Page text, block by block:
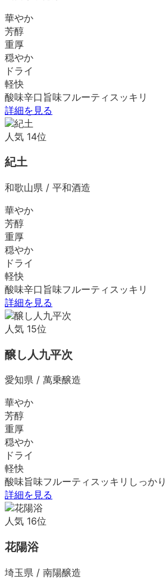
華やか
芳醇
重厚
穏やか
ドライ
軽快
酸味辛口 旨味フルーティ スッキリ
詳細を見る
人気 14位
紀土
和歌山県 / 平和酒造
華やか
芳醇
重厚
穏やか
ドライ
軽快
酸味辛口 旨味フルーティ スッキリ
詳細を見る
人気 15位
醸し人九平次
愛知県 / 萬乗醸造
華やか
芳醇
重厚
穏やか
ドライ
軽快
酸味旨味フルーティ スッキリ しっかり
詳細を見る
人気 16位
花陽浴
埼玉県 / 南陽醸造